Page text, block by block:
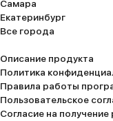
Самара
Екатеринбург
Все города
Описание продукта
Политика
Правила работы
Пользовательское
Согласие на